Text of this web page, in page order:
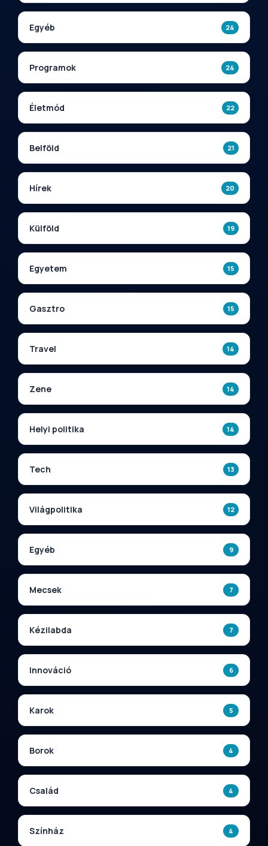
Egyéb 24
Programok 24
Életmód 22
Belföld 21
Hírek 20
Külföld 19
Egyetem 15
Gasztro 15
Travel 14
Zene 14
Helyi politika 14
Tech 13
Világpolitika 12
Egyéb 9
Mecsek 7
Kézilabda 7
Innováció 6
Karok 5
Borok 4
Család 4
Színház 4